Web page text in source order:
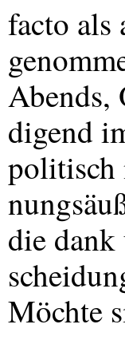
facto als
Abends,
digend
politisch
die
Möchte